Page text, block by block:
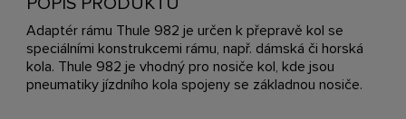
Adaptér rámu Thule 982 je určen k přepravě kol se
speciálními konstrukcemi rámu, např. dámská či horská
kola. Thule 982 je vhodný pro nosiče kol, kde jsou
pneumatiky jízdního kola spojeny se základnou nosiče.